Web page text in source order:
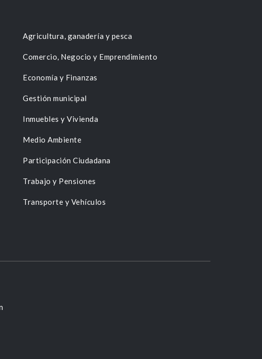
Agricultura, ganadería y pesca
Comercio, Negocio y Emprendimiento
Economía y Finanzas
Gestión municipal
Inmuebles y Vivienda
Medio Ambiente
Participación Ciudadana
Trabajo y Pensiones
Transporte y Vehículos